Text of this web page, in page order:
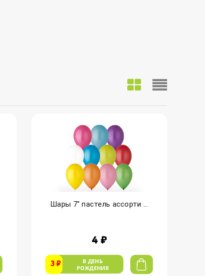
Шары 7" пастель ассорти ...
4 ₽
3 ₽
В ДЕНЬ
РОЖДЕНИЯ